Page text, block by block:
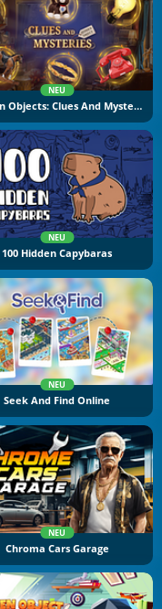
NEU
Hidden Objects: Clues And Mysteries
NEU
100 Hidden Capybaras
NEU
Seek And Find Online
NEU
Chroma Cars Garage